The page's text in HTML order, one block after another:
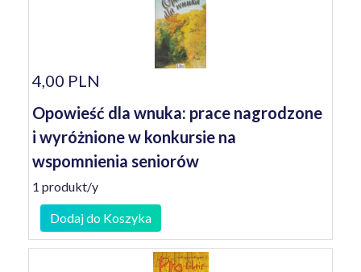
4,00 PLN
Opowieść dla wnuka: prace nagrodzone
i wyróżnione w konkursie na
wspomnienia seniorów
1 produkt/y
Dodaj do Koszyka